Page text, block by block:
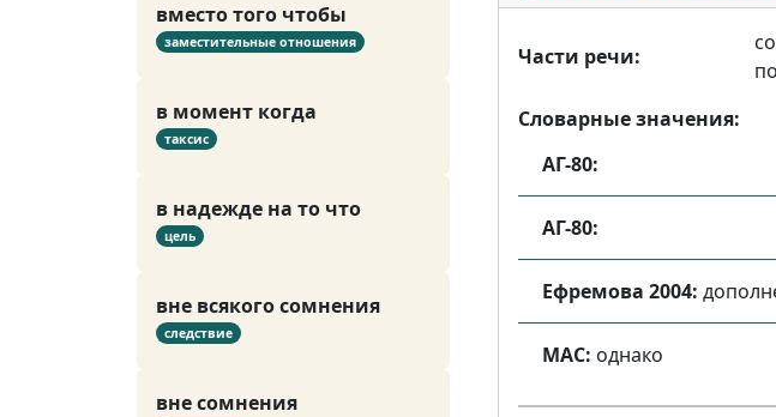
вместо того чтобы
заместительные отношения
в момент когда
таксис
в надежде на то что
цель
вне всякого сомнения
следствие
вне сомнения
Части речи:
Словарные значения:
АГ-80:
АГ-80:
Ефремова 2004:
МАС: однако